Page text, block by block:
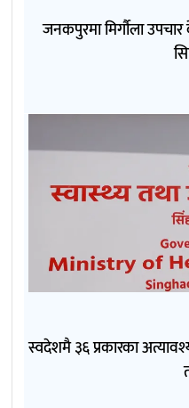
जनकपुरमा मिर्गौला
स्वदेशमै ३६ प्रकारका